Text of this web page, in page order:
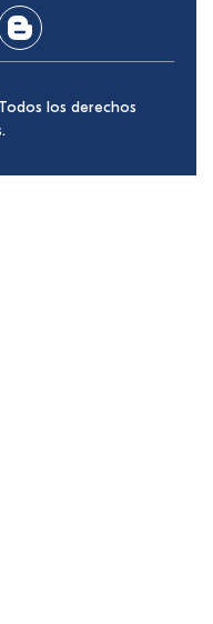
los derechos